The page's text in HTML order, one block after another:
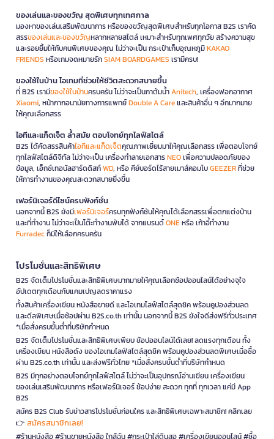
ของเล่นและของขวัญ สุดพิเศษทุกเทศกาล
มองหาของเล่นเสริมพัฒนาการ หรือของขวัญสุดพิเศษสำหรับทุกโอกาส B2S เราคัด
สรรของเล่นและของขวัญหลากหลายสไตล์ เหมาะสำหรับทุกเพศทุกวัย สร้างความสุข
และรอยยิ้มให้กับคนพิเศษของคุณ ไม่ว่าจะเป็น กระเป๋าเก็บอุณหภูมิKAKAO
FRIENDS หรือเกมจดหมายรักSIAM BOARDGAMES เรามีครบ!
ของใช้ในบ้าน ไอเทมที่ช่วยให้ชีวิตสะดวกสบายขึ้น
ที่ B2S เรามีของใช้ในบ้านครบครัน ไม่ว่าจะเป็นกาต้มน้ำAnitech, เครื่องฟอกอากาศ
Xiaomi, หน้ากากอนามัยทางการแพทย์Double A Careและสินค้าอื่น ๆ อีกมากมาย
ให้คุณเลือกสรร
ไอทีและแก็ดเจ็ต ล้ำสมัย ตอบโจทย์ทุกไลฟ์สไตล์
B2S ได้คัดสรรสินค้าไอทีและแก็ดเจ็ตคุณภาพเยี่ยมมาให้คุณเลือกสรร เพื่อตอบโจทย์
ทุกไลฟ์สไตล์ดิจิทัล ไม่ว่าจะเป็น เครื่องทำลายเอกสารNEOเพื่อความปลอดภัยของ
ข้อมูล, เอ็กซ์เทอนัลฮาร์ดดิสก์WD, หรือ คีย์บอร์ดไร้สายเมาส์คอมโบGEEZERที่ช่วย
ให้การทำงานของคุณสะดวกสบายยิ่งขึ้น
เฟอร์นิเจอร์ดีไซน์ครบฟังก์ชั่น
นอกจากนี้ B2S ยังมีเฟอร์นิเจอร์ครบทุกฟังก์ชันให้คุณได้เลือกสรรเพื่อตกแต่งบ้าน
และที่ทำงาน ไม่ว่าจะเป็นโต๊ะทำงานพับได้ จากแบรนด์ONEหรือ เก้าอี้ทำงาน
Furradecก็มีให้เลือกครบครัน
โปรโมชั่นและสิทธิพิเศษ
B2S จัดเต็มโปรโมชั่นและสิทธิพิเศษมากมายให้คุณเลือกช้อปออนไลน์ได้อย่างจุใจ
อัปเดตทุกเดือนกับแคมเปญลดราคาแรง
ทั้งสินค้าเครื่องเขียน หนังสือขายดี และไอเทมไลฟ์สไตล์สุดชิค พร้อมคูปองส่วนลด
และดีลพิเศษเมื่อช้อปผ่าน B2S.co.th เท่านั้น นอกจากนี้ B2S ยังใจดีส่งฟรีทั่วประเทศ
*เมื่อสั่งครบขั้นต่ำที่บริษัทกำหนด
B2S จัดเต็มโปรโมชั่นและสิทธิพิเศษเพียบ ช้อปออนไลน์ได้เลย! ลดแรงทุกเดือน ทั้ง
เครื่องเขียน หนังสือดัง ของไอเทมไลฟ์สไตล์สุดชิค พร้อมคูปองส่วนลดพิเศษเมื่อซื้อ
ผ่าน B2S.co.th เท่านั้น และส่งฟรีทั่วไทย *เมื่อสั่งครบขั้นต่ำที่บริษัทกำหนด
B2S มีทุกอย่างตอบโจทย์ทุกไลฟ์สไตล์ ไม่ว่าจะเป็นอุปกรณ์อ่านเขียน เครื่องเขียน
ของเล่นเสริมพัฒนาการ หรือเฟอร์นิเจอร์ ช้อปง่าย สะดวก ทุกที่ ทุกเวลา แค่มี App
B2S
สมัคร B2S Club รับข่าวสารโปรโมชั่นก่อนใคร และสิทธิพิเศษเฉพาะสมาชิก! คลิกเลย
👉 สมัครสมาชิกเลย!
#ร้านหนังสือ #ร้านขายหนังสือ ใกล้ฉัน #กระเป๋าใส่ดินสอ #เครื่องเขียนออนไลน์ #ซื้อ